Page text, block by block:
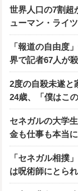
世界人口の7割超
ューマン・ライ
「報道の自由度
界で記者67人が
2度の自殺未遂と
24歳、「僕はこ
セネガルの大学
金も仕事も本当に
「セネガル相撲
は呪術師にとら